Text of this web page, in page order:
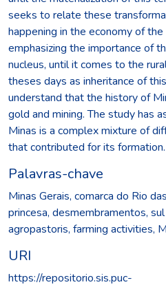
seeks to relate these
happening in the economy of
emphasizing the importance of
nucleus, until it comes to the
theses days as inheritance of
understand that the history of
gold and mining. The study has
Minas is a complex mixture of
that contributed for its formation.
Palavras-chave
Minas Gerais, comarca do Rio
princesa, desmembramentos,
agropastoris, farming activities,
URI
https://repositorio.sis.puc-